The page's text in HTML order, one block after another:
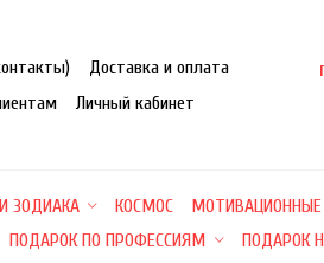
Доставка и оплата
Личный кабинет
ЗОДИАКА КОСМОС МОТИВАЦИОННЫЕ
ПОДАРОК ПО ПРОФЕССИЯМ ПОДАРОК